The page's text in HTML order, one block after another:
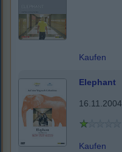
Kaufen
Elephant
16.11.2004
Kaufen